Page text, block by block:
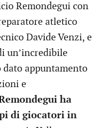
Remondegui con
atletico
Davide Venzi, e
un’incredibile
dato appuntamento
e
ha
di giocatori in